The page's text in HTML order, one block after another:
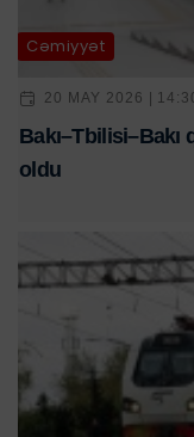
Cəmiyyət
20 MAY 2026 |
Bakı–Tbilisi–Bakı
oldu